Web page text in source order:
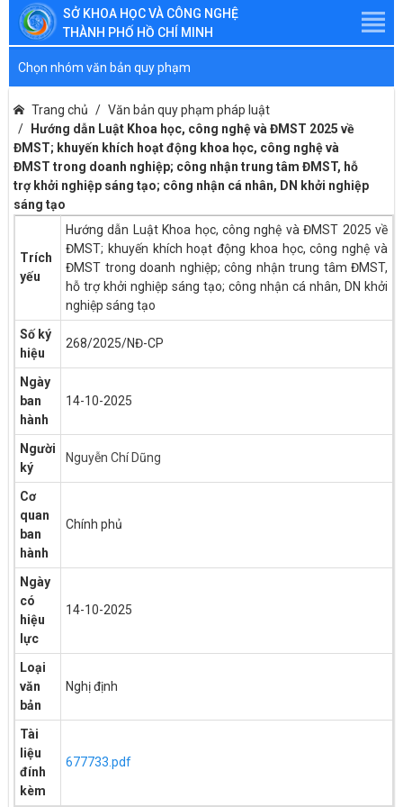
SỞ KHOA HỌC VÀ CÔNG NGHỆ
THÀNH PHỐ HỒ CHÍ MINH
Chọn nhóm văn bản quy phạm
Trang chủ
Văn bản quy phạm pháp luật
Hướng dẫn Luật Khoa học, công nghệ và ĐMST 2025 về
ĐMST; khuyến khích hoạt động khoa học, công nghệ và
ĐMST trong doanh nghiệp; công nhận trung tâm ĐMST, hỗ
trợ khởi nghiệp sáng tạo; công nhận cá nhân, DN khởi nghiệp
sáng tạo
Trích
yếu
Hướng dẫn Luật Khoa học, công nghệ và ĐMST 2025 về
ĐMST; khuyến khích hoạt động khoa học, công nghệ và
ĐMST trong doanh nghiệp; công nhận trung tâm ĐMST,
hỗ trợ khởi nghiệp sáng tạo; công nhận cá nhân, DN khởi
nghiệp sáng tạo
Số ký
hiệu
268/2025/NĐ-CP
Ngày
ban
hành
14-10-2025
Người
ký
Nguyễn Chí Dũng
Cơ
quan
ban
hành
Chính phủ
Ngày
có
hiệu
lực
14-10-2025
Loại
văn
bản
Nghị định
Tài
liệu
đính
kèm
677733.pdf